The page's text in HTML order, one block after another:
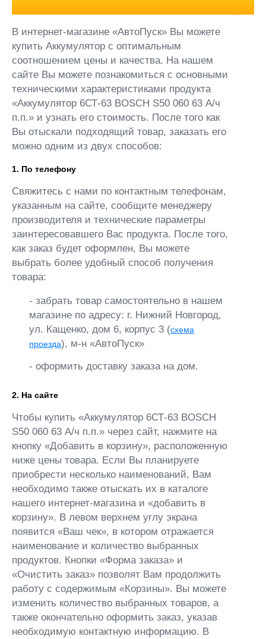
В интернет-магазине «АвтоПуск» Вы можете
купить Аккумулятор с оптимальным
соотношением цены и качества. На нашем
сайте Вы можете познакомиться с основными
техническими характеристиками продукта
«Аккумулятор 6СТ-63 BOSCH S50 060 63 А/ч
п.п.» и узнать его стоимость. После того как
Вы отыскали подходящий товар, заказать его
можно одним из двух способов:
1. По телефону
Свяжитесь с нами по контактным телефонам,
указанным на сайте, сообщите менеджеру
производителя и технические параметры
заинтересовавшего Вас продукта. После того,
как заказ будет оформлен, Вы можете
выбрать более удобный способ получения
товара:
- забрать товар самостоятельно в нашем
магазине по адресу: г. Нижний Новгород,
ул. Кащенко, дом 6, корпус 3 (схема
проезда), м-н «АвтоПуск»
- оформить доставку заказа на дом.
2. На сайте
Чтобы купить «Аккумулятор 6СТ-63 BOSCH
S50 060 63 А/ч п.п.» через сайт, нажмите на
кнопку «Добавить в корзину», расположенную
ниже цены товара. Если Вы планируете
приобрести несколько наименований, Вам
необходимо также отыскать их в каталоге
нашего интернет-магазина и «добавить в
корзину». В левом верхнем углу экрана
появится «Ваш чек», в котором отражается
наименование и количество выбранных
продуктов. Кнопки «Форма заказа» и
«Очистить заказ» позволят Вам продолжить
работу с содержимым «Корзины». Вы можете
изменить количество выбранных товаров, а
также окончательно оформить заказ, указав
необходимую контактную информацию. В